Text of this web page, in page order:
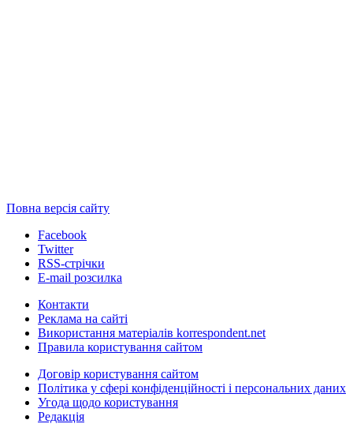
Повна версія сайту
Facebook
Twitter
RSS-стрічки
E-mail розсилка
Контакти
Реклама на сайті
Використання матеріалів korrespondent.net
Правила користування сайтом
Договір користування сайтом
Політика у сфері конфіденційності і персональних даних
Угода щодо користування
Редакція